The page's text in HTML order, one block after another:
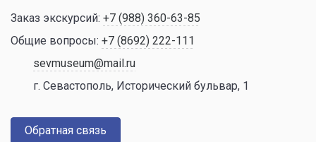
Заказ экскурсий: +7 (988) 360-63-85
Общие вопросы: +7 (8692) 222-111
sevmuseum@mail.ru
г. Севастополь, Исторический бульвар, 1
Обратная связь